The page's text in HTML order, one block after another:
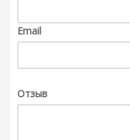
Email
Отзыв